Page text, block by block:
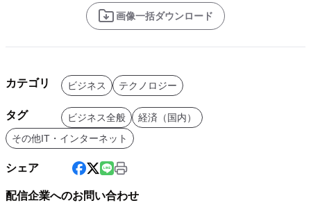
画像一括ダウンロード
カテゴリ ビジネス テクノロジー
タグ ビジネス全般
経済（国内）
その他IT・インターネット
シェア
配信企業へのお問い合わせ